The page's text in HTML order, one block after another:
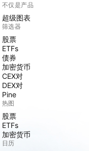
不仅是产品
超级图表
筛选器
股票
ETFs
债券
加密货币
CEX对
DEX对
Pine
热图
股票
ETFs
加密货币
日历